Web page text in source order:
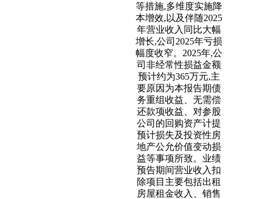
等措施,多维度实施降
本增效,以及伴随2025
年营业收入同比大幅
增长,公司2025年亏损
幅度收窄。2025年,公
司非经常性损益金额
预计约为365万元,主
要原因为本报告期债
务重组收益、无需偿
还款项收益、对参股
公司的回购资产计提
预计损失及投资性房
地产公允价值变动损
益等事项所致。业绩
预告期间营业收入扣
除项目主要包括出租
房屋租金收入、销售